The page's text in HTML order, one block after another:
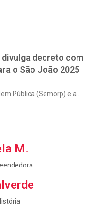
decreto com
o São João 2025
Pública (Semorp) e a
M.